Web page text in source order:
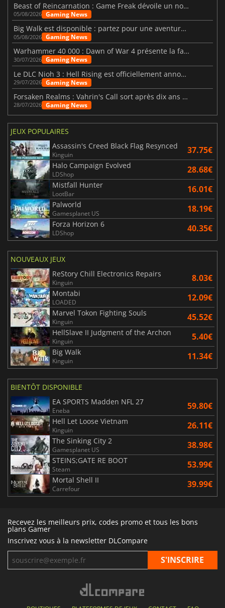
Beast of Reincarnation : Game Freak dévoile un nouveau pari
05/08/2026 Gaming News
Big Walk est disponible : partez pour une aventure entre amis
05/08/2026 Gaming News
Warhammer 40 000 : Dawn of War 4 présente la faction des Nécrons
30/07/2026 Gaming News
Le DLC Nioh 3 : Hell Rising est officiellement annoncé
29/07/2026 Gaming News
Forsaken Realms : Vahrin's Call sort après dix ans de développement
28/07/2026 Gaming News
JEUX POPULAIRES
Assassin's Creed Black Flag Resynced
Kinguin 37.75€
Halo Campaign Evolved
LDShop 28.68€
Mistfall Hunter
LootBar 16.01€
Palworld
Gamesplanet US 18.19€
Forza Horizon 6
LDShop 40.35€
NOUVEAUX JEUX
ReStory Chill Electronics Repairs
Kinguin 8.03€
Montabi
LOADED 12.09€
Marvel Tokon Fighting Souls
Kinguin 45.52€
HellSlave II Judgment of the Archon
Kinguin 5.40€
Big Walk
Kinguin 11.34€
BIENTÔT DISPONIBLE
EA SPORTS Madden NFL 27
Eneba 59.80€
Hell Let Loose Vietnam
Kinguin 26.11€
The Sinking City 2
Gamesplanet US 38.98€
STEINS;GATE RE BOOT
Steam 53.99€
Mortal Shell II
Carrefour 39.99€
Recevez les meilleurs prix, codes promo et tous les bons
plans Gamer
Inscrivez vous à la newsletter DLCompare